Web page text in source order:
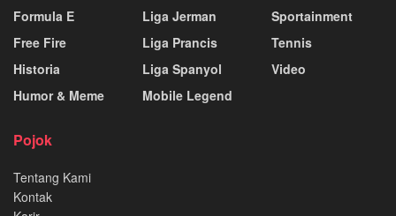
Formula E
Free Fire
Historia
Humor & Meme
Liga Jerman
Liga Prancis
Liga Spanyol
Mobile Legend
Sportainment
Tennis
Video
Pojok
Tentang Kami
Kontak